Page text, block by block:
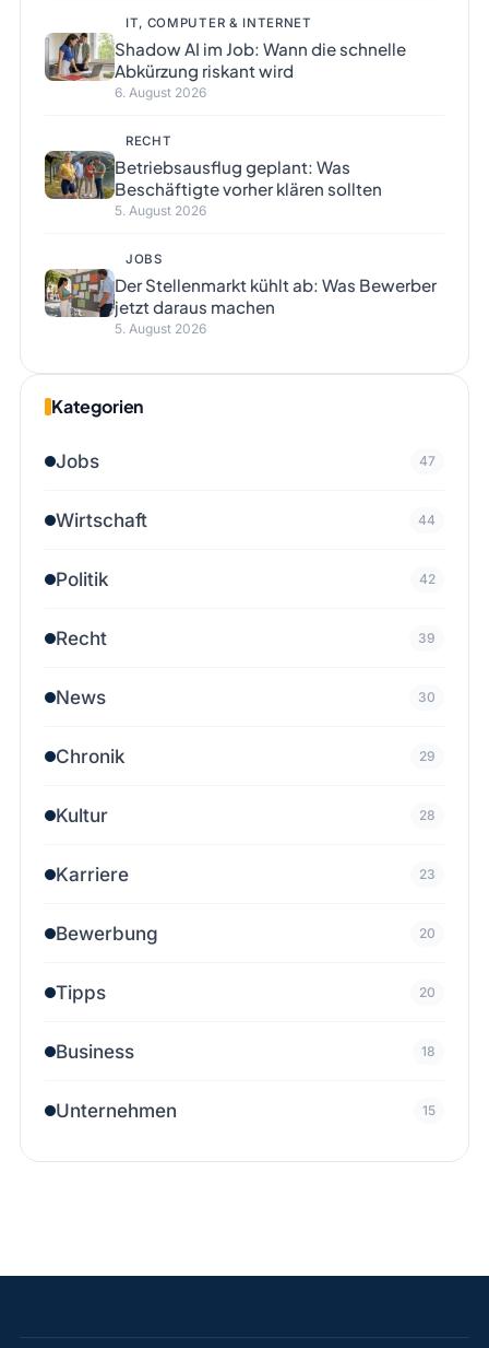
IT, COMPUTER & INTERNET
Shadow AI im Job: Wann die schnelle
Abkürzung riskant wird
6. August 2026
RECHT
Betriebsausflug geplant: Was
Beschäftigte vorher klären sollten
5. August 2026
JOBS
Der Stellenmarkt kühlt ab: Was Bewerber
jetzt daraus machen
5. August 2026
Kategorien
Jobs 47
Wirtschaft 44
Politik 42
Recht 39
News 30
Chronik 29
Kultur 28
Karriere 23
Bewerbung 20
Tipps 20
Business 18
Unternehmen 15